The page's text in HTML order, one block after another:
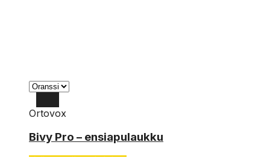
Ortovox
Bivy Pro – ensiapulaukku